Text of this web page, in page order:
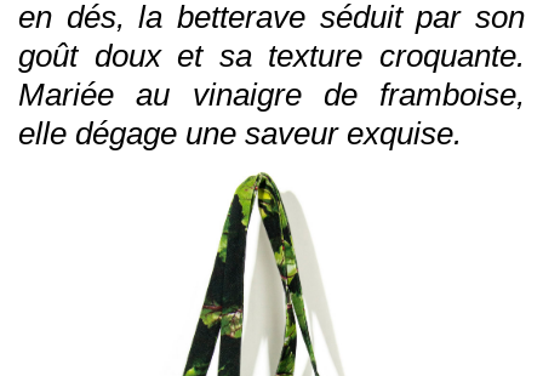
en dés, la betterave séduit par son
goût doux et sa texture croquante.
Mariée au vinaigre de framboise,
elle dégage une saveur exquise.